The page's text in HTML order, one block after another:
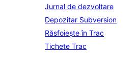
Jurnal de dezvoltare
Depozitar Subversion
Răsfoiește în Trac
Tichete Trac